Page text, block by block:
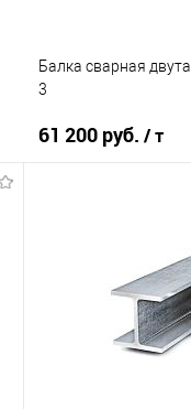
Балка сварная
3
61 200 руб. / т
Купить в 1 клик
В избранное